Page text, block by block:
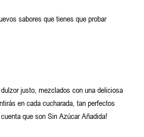
sabores que tienes que probar
justo, mezclados con una deliciosa
en cada cucharada, tan perfectos
que son Sin Azúcar Añadida!